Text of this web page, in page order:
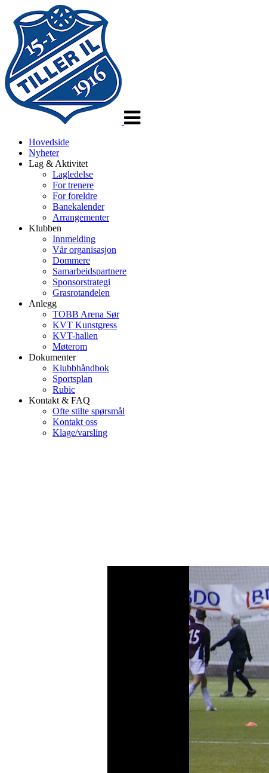
Hovedside
Nyheter
Lag & Aktivitet
Lagledelse
For trenere
For foreldre
Banekalender
Arrangementer
Klubben
Innmelding
Vår organisasjon
Dommere
Samarbeidspartnere
Sponsorstrategi
Grasrotandelen
Anlegg
TOBB Arena Sør
KVT Kunstgress
KVT-hallen
Møterom
Dokumenter
Klubbhåndbok
Sportsplan
Rubic
Kontakt & FAQ
Ofte stilte spørsmål
Kontakt oss
Klage/varsling